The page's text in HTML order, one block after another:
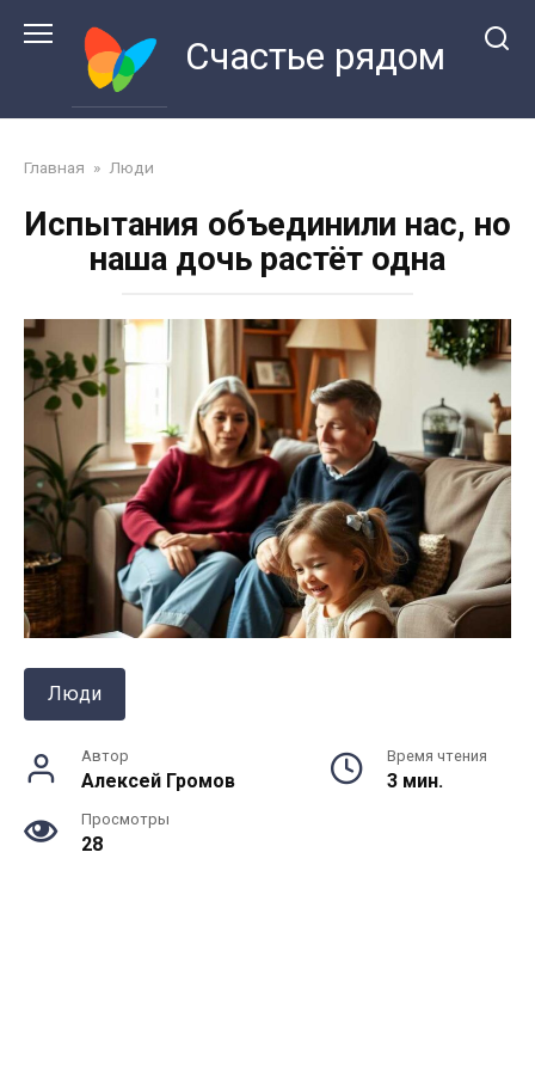
Счастье рядом
Главная » Люди
Испытания объединили нас, но
наша дочь растёт одна
Люди
Автор
Алексей Громов
Время чтения
3 мин.
Просмотры
28